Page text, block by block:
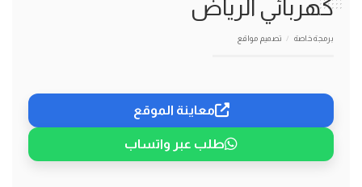
كهربائي الرياض
برمجة خاصة تصميم مواقع
معاينة الموقع
طلب عبر واتساب